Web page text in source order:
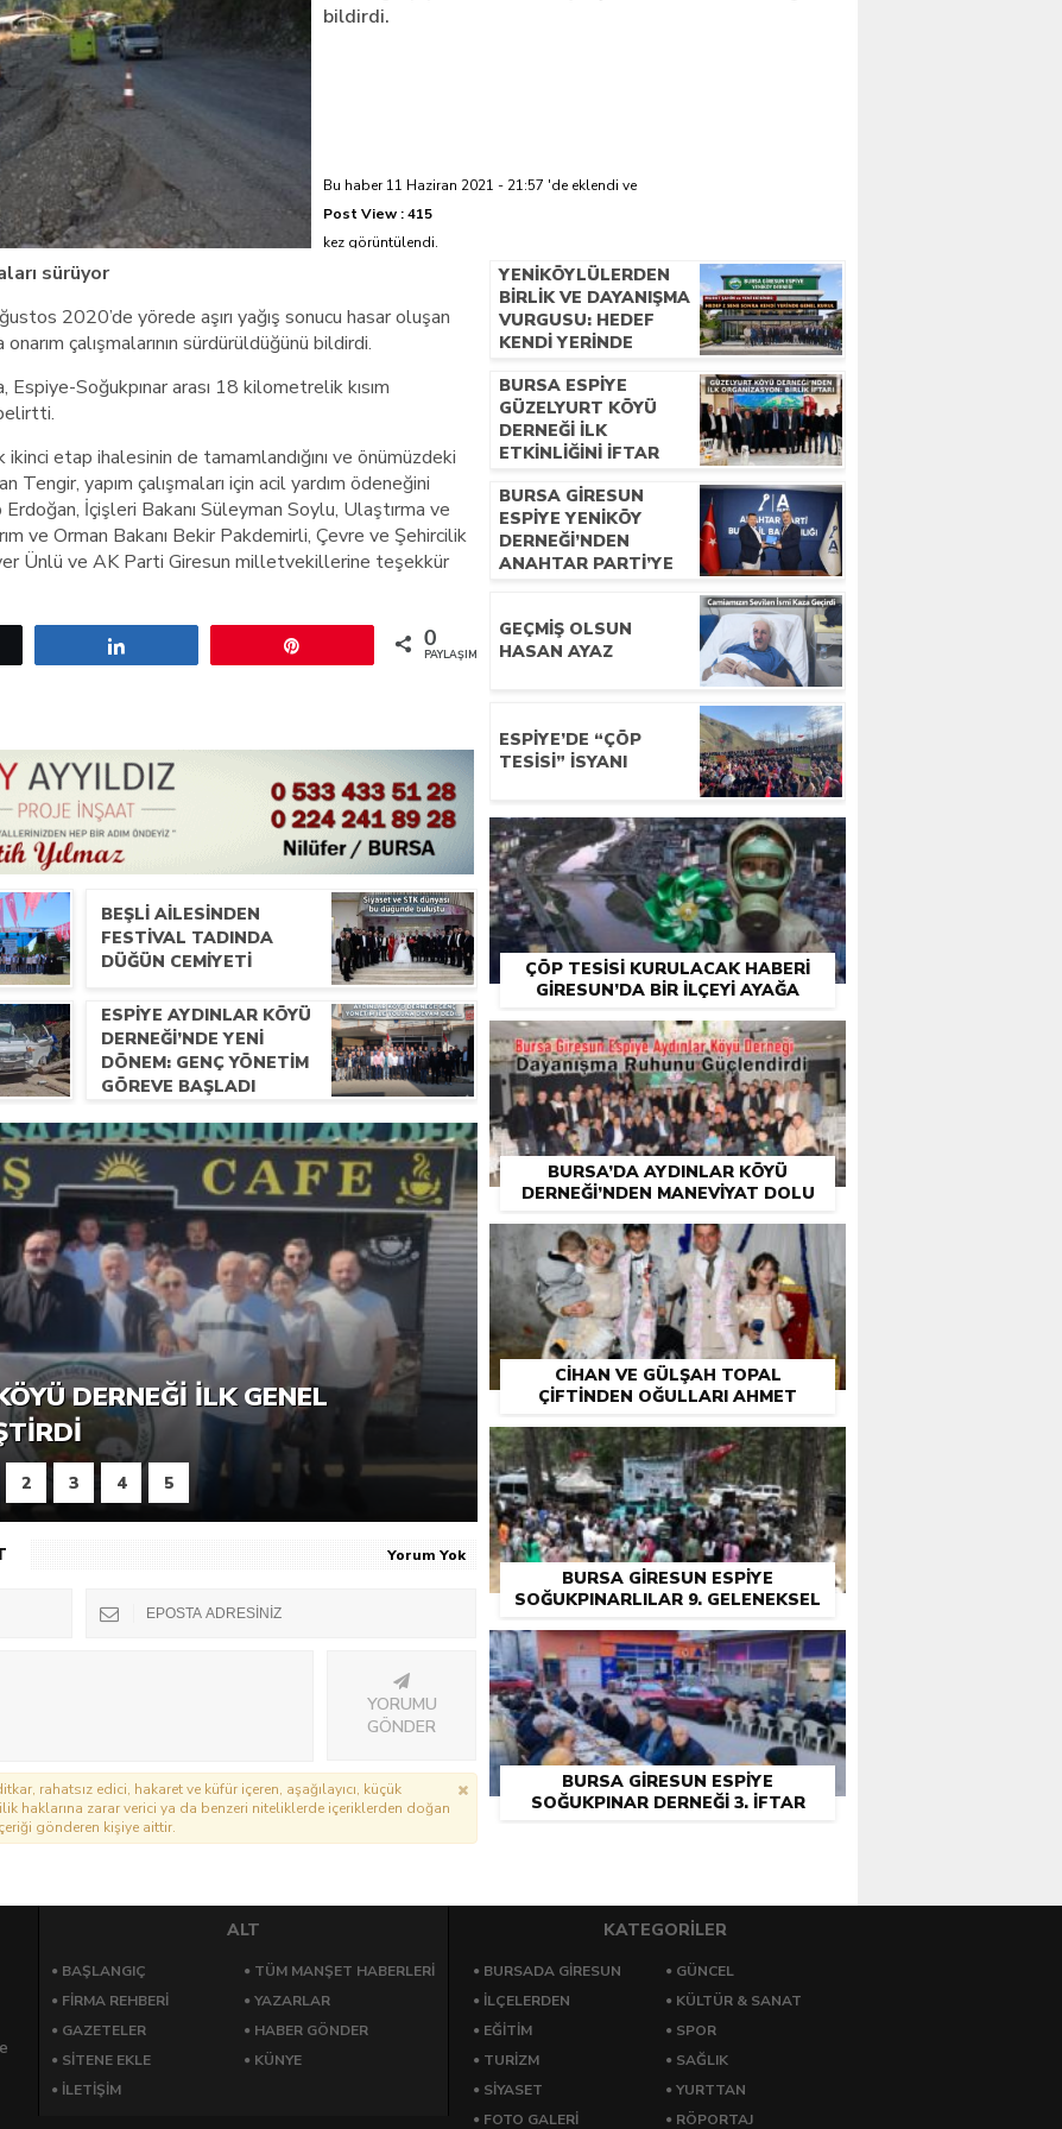
hayatını kaybetti
bildirdi.
Bu haber 11 Haziran 2021 - 21:57 'de eklendi ve
Post View :415
kez görüntülendi.
sürüyor
2020’de yörede aşırı yağış sonucu hasar oluşan
çalışmalarının sürdürüldüğünü bildirdi.
Espiye-Soğukpınar arası 18 kilometrelik kısım
etap ihalesinin de tamamlandığını ve önümüzdeki
Tengir, yapım çalışmaları için acil yardım ödeneğini
İçişleri Bakanı Süleyman Soylu, Ulaştırma ve
ve Orman Bakanı Bekir Pakdemirli, Çevre ve Şehircilik
Ünlü ve AK Parti Giresun milletvekillerine teşekkür
0
PAYLAŞIMLAR
BEŞLI AILESINDEN
FESTIVAL TADINDA
DÜĞÜN CEMIYETI
ESPIYE AYDINLAR KÖYÜ
DERNEĞI’NDE YENI
DÖNEM: GENÇ YÖNETIM
GÖREVE BAŞLADI
PIKNIK ŞÖLENI YOĞUN
DERNEĞI İLK GENEL
2 3 4 5
Yorum Yok
YORUMU
GÖNDER
rahatsız edici, hakaret ve küfür içeren, aşağılayıcı, küçük
haklarına zarar verici ya da benzeri niteliklerde içeriklerden doğan
gönderen kişiye aittir.
YENIKÖYLÜLERDEN
BIRLIK VE DAYANIŞMA
VURGUSU: HEDEF
KENDI YERINDE
BURSA ESPIYE
GÜZELYURT KÖYÜ
DERNEĞI İLK
ETKINLIĞINI İFTAR
BURSA GIRESUN
ESPIYE YENIKÖY
DERNEĞI’NDEN
ANAHTAR PARTI’YE
GEÇMIŞ OLSUN
HASAN AYAZ
ESPIYE’DE “ÇÖP
TESISI” İSYANI
ÇÖP TESISI KURULACAK HABERI
GIRESUN’DA BIR İLÇEYI AYAĞA
BURSA’DA AYDINLAR KÖYÜ
DERNEĞI’NDEN MANEVIYAT DOLU
CIHAN VE GÜLŞAH TOPAL
ÇIFTINDEN OĞULLARI AHMET
SÜNNET CEMIYETI
BURSA GIRESUN ESPIYE
SOĞUKPINARLILAR 9. GELENEKSEL
GERÇEKLEŞTIRILDI
BURSA GIRESUN ESPIYE
SOĞUKPINAR DERNEĞI 3. İFTAR
ALT
BAŞLANGIÇ
TÜM MANŞET HABERLERİ
FİRMA REHBERİ
YAZARLAR
GAZETELER
HABER GÖNDER
SİTENE EKLE
KÜNYE
İLETİŞİM
KATEGORİLER
BURSADA GİRESUN
GÜNCEL
İLÇELERDEN
KÜLTÜR & SANAT
EĞİTİM
SPOR
TURİZM
SAĞLIK
SİYASET
YURTTAN
FOTO GALERİ
RÖPORTAJ